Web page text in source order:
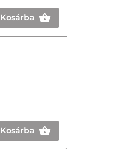
Kosárba
Kosárba